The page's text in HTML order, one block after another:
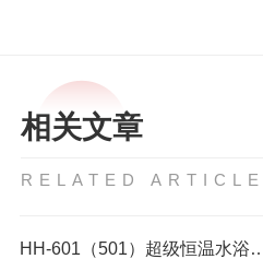
相关文章
RELATED
HH-601（501）超级恒温水